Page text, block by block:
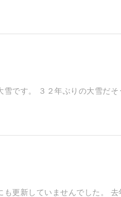
雪です。 ​３２年ぶりの大雪だ
も更新していませんでした。